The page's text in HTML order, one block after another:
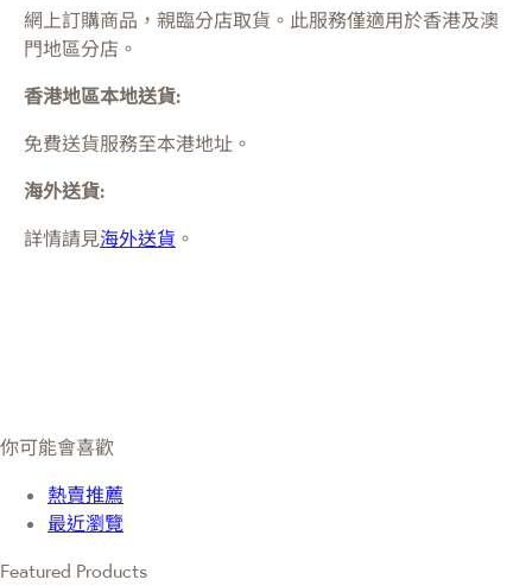
網上訂購商品，親臨分店取貨。此服務僅適用於香港及澳
門地區分店。
香港地區本地送貨:
免費送貨服務至本港地址。
海外送貨:
詳情請見海外送貨 。
你可能會喜歡
熱賣推薦
最近瀏覽
Featured Products